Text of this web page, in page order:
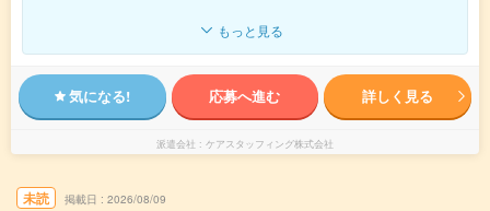
もっと見る
気になる! 応募へ進む 詳しく見る
派遣会社 ケアスタッフィング株式会社
未読 掲載日 2026/08/09